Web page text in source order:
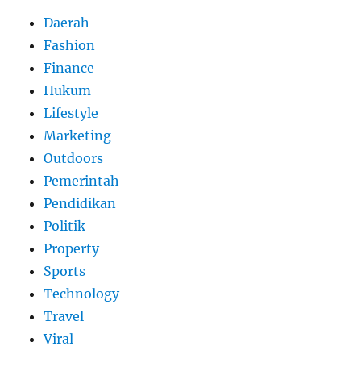
Daerah
Fashion
Finance
Hukum
Lifestyle
Marketing
Outdoors
Pemerintah
Pendidikan
Politik
Property
Sports
Technology
Travel
Viral